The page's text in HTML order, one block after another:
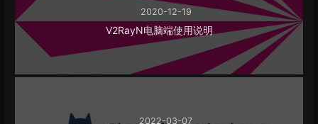
2020-12-19
V2RayN电脑端使用说明
2022-03-07